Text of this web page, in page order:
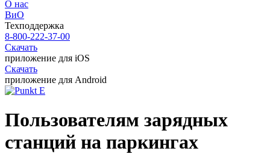
О нас
ВиО
Техподдержка
8-800-222-37-00
Скачать
приложение для iOS
Скачать
приложение для Android
Пользователям зарядных
станций на паркингах